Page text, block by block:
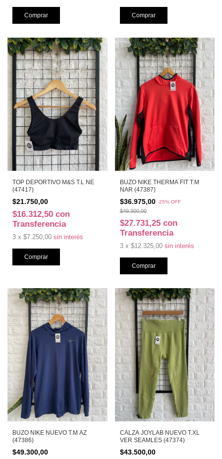
TOP DEPORTIVO M&S T.L NE
(47417)
$21.750,00
$16.312,50 con
Transferencia
3 x $7.250,00 sin interés
BUZO NIKE THERMA FIT T.M
NAR (47387)
$36.975,00 -25% OFF
$49.300,00
$27.731,25 con
Transferencia
3 x $12.325,00 sin interés
BUZO NIKE NUEVO T.M AZ
(47386)
$49.300,00
CALZA JOYLAB NUEVO T.XL
VER SEAMLES (47374)
$43.500,00